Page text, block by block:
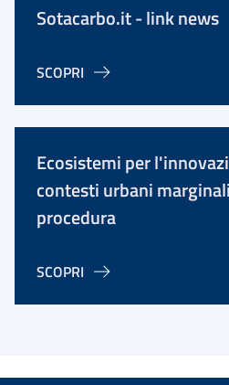
Sotacarbo.it - link news
SCOPRI
Ecosistemi per
contesti urbani
procedura
SCOPRI